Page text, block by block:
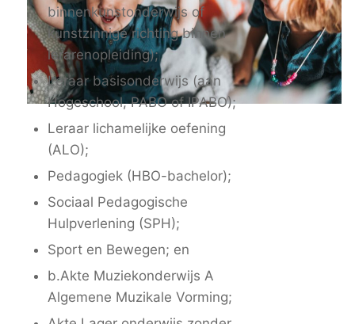
binnenkunstonderwijs of
kunstzinnige richting binnen
lerarenopleiding);
Leraar basisonderwijs (aan
Hogeschool, PABO of IPABO);
Leraar lichamelijke oefening
(ALO);
Pedagogiek (HBO-bachelor);
Sociaal Pedagogische
Hulpverlening (SPH);
Sport en Bewegen; en
b.Akte Muziekonderwijs A
Algemene Muzikale Vorming;